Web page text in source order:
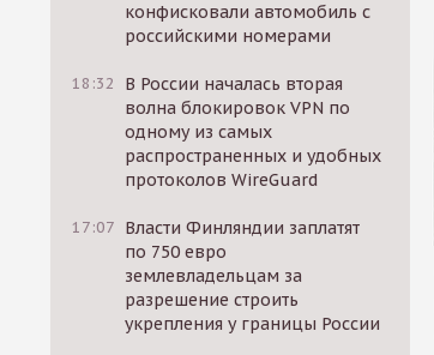
конфисковали автомобиль с
российскими номерами
18:32
В России началась вторая
волна блокировок VPN по
одному из самых
распространенных и удобных
протоколов WireGuard
17:07 Власти Финляндии заплатят
по 750 евро
землевладельцам за
разрешение строить
укрепления у границы России